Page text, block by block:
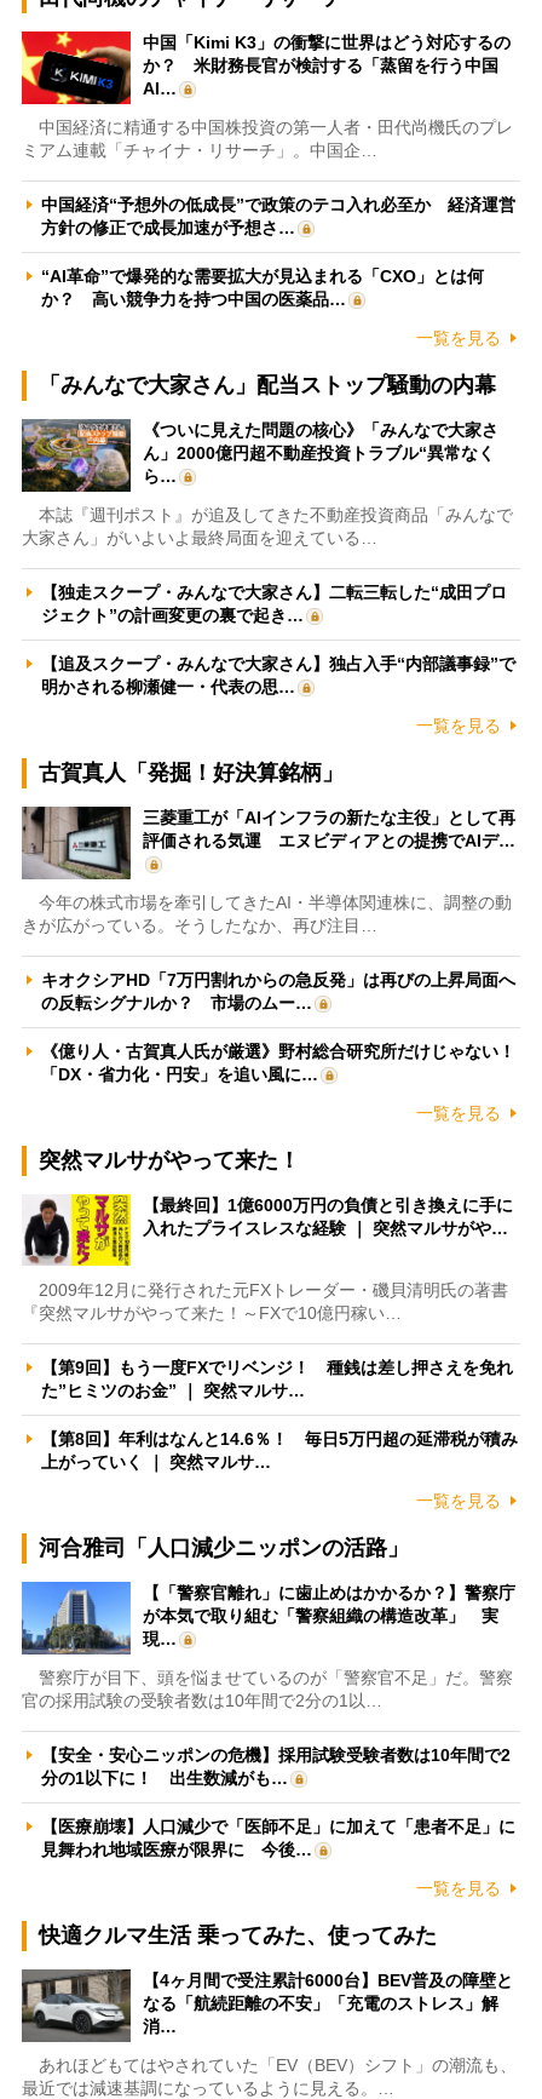
中国「Kimi K3」の衝撃に世界はどう対応するの
か？ 米財務長官が検討する「蒸留を行う中国
AI…
中国経済に精通する中国株投資の第一人者・田代尚機氏のプレ
ミアム連載「チャイナ・リサーチ」。中国企…
中国経済“予想外の低成長”で政策のテコ入れ必至か 経済運営
方針の修正で成長加速が予想さ…
“AI革命”で爆発的な需要拡大が見込まれる「CXO」とは何
か？ 高い競争力を持つ中国の医薬品…
一覧を見る
「みんなで大家さん」配当ストップ騒動の内幕
《ついに見えた問題の核心》「みんなで大家さ
ん」2000億円超不動産投資トラブル“異常なく
ら…
本誌『週刊ポスト』が追及してきた不動産投資商品「みんなで
大家さん」がいよいよ最終局面を迎えている…
【独走スクープ・みんなで大家さん】二転三転した“成田プロ
ジェクト”の計画変更の裏で起き…
【追及スクープ・みんなで大家さん】独占入手“内部議事録”で
明かされる柳瀬健一・代表の思…
一覧を見る
古賀真人「発掘！好決算銘柄」
三菱重工が「AIインフラの新たな主役」として再
評価される気運 エヌビディアとの提携でAIデ…
今年の株式市場を牽引してきたAI・半導体関連株に、調整の動
きが広がっている。そうしたなか、再び注目…
キオクシアHD「7万円割れからの急反発」は再びの上昇局面へ
の反転シグナルか？ 市場のムー…
《億り人・古賀真人氏が厳選》野村総合研究所だけじゃない！
「DX・省力化・円安」を追い風に…
一覧を見る
突然マルサがやって来た！
【最終回】1億6000万円の負債と引き換えに手に
入れたプライスレスな経験 ｜ 突然マルサがや…
2009年12月に発行された元FXトレーダー・磯貝清明氏の著書
『突然マルサがやって来た！～FXで10億円稼い…
【第9回】もう一度FXでリベンジ！ 種銭は差し押さえを免れ
た”ヒミツのお金” ｜ 突然マルサ…
【第8回】年利はなんと14.6％！ 毎日5万円超の延滞税が積み
上がっていく ｜ 突然マルサ…
一覧を見る
河合雅司「人口減少ニッポンの活路」
【「警察官離れ」に歯止めはかかるか？】警察庁
が本気で取り組む「警察組織の構造改革」 実
現…
警察庁が目下、頭を悩ませているのが「警察官不足」だ。警察
官の採用試験の受験者数は10年間で2分の1以…
【安全・安心ニッポンの危機】採用試験受験者数は10年間で2
分の1以下に！ 出生数減がも…
【医療崩壊】人口減少で「医師不足」に加えて「患者不足」に
見舞われ地域医療が限界に 今後…
一覧を見る
快適クルマ生活 乗ってみた、使ってみた
【4ヶ月間で受注累計6000台】BEV普及の障壁と
なる「航続距離の不安」「充電のストレス」解
消…
あれほどもてはやされていた「EV（BEV）シフト」の潮流も、
最近では減速基調になっているように見える。…